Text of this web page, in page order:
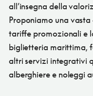
all’insegna della
Proponiamo una
tariffe promozionali e
biglietteria marittima,
altri servizi integrativi
alberghiere e noleggi